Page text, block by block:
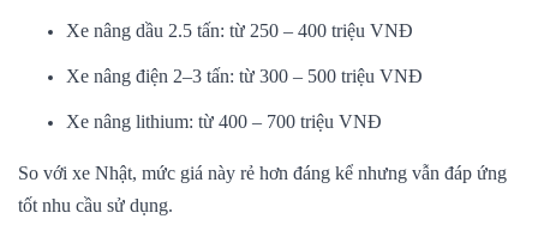
Xe nâng dầu 2.5 tấn: từ 250 – 400 triệu VNĐ
Xe nâng điện 2–3 tấn: từ 300 – 500 triệu VNĐ
Xe nâng lithium: từ 400 – 700 triệu VNĐ
So với xe Nhật, mức giá này rẻ hơn đáng kể nhưng vẫn đáp ứng
tốt nhu cầu sử dụng.